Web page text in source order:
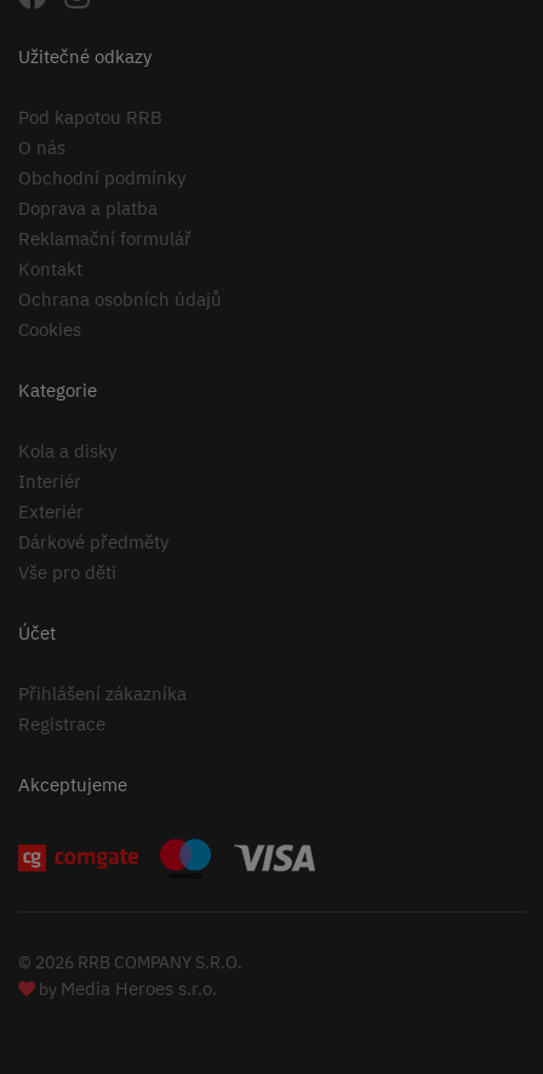
Užitečné odkazy
Pod kapotou RRB
O nás
Obchodní podmínky
Doprava a platba
Reklamační formulář
Kontakt
Ochrana osobních údajů
Cookies
Kategorie
Kola a disky
Interiér
Exteriér
Dárkové předměty
Vše pro děti
Účet
Přihlášení zákazníka
Registrace
Akceptujeme
© 2026 RRB COMPANY S.R.O.
by Media Heroes s.r.o.